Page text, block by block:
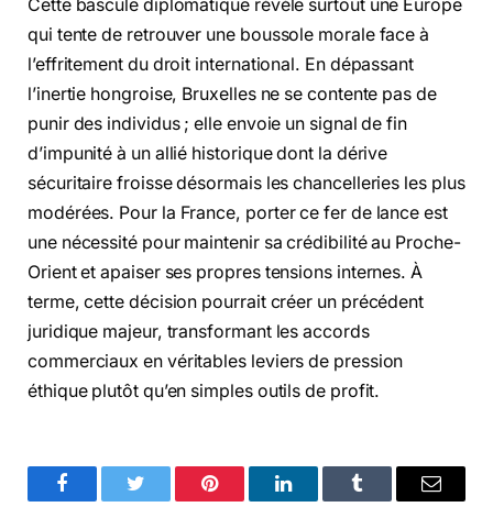
Cette bascule diplomatique révèle surtout une Europe
qui tente de retrouver une boussole morale face à
l’effritement du droit international. En dépassant
l’inertie hongroise, Bruxelles ne se contente pas de
punir des individus ; elle envoie un signal de fin
d’impunité à un allié historique dont la dérive
sécuritaire froisse désormais les chancelleries les plus
modérées. Pour la France, porter ce fer de lance est
une nécessité pour maintenir sa crédibilité au Proche-
Orient et apaiser ses propres tensions internes. À
terme, cette décision pourrait créer un précédent
juridique majeur, transformant les accords
commerciaux en véritables leviers de pression
éthique plutôt qu’en simples outils de profit.
FacebookTwitter Pinterest LinkedInTumblr Email